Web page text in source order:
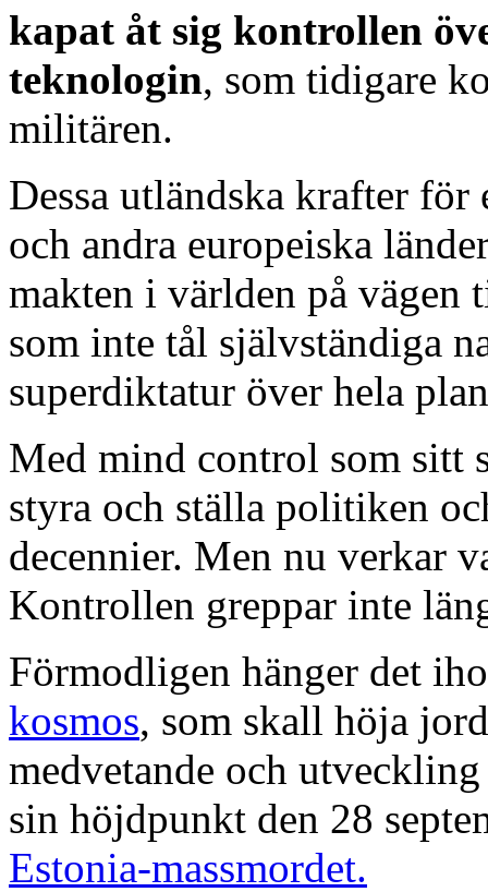
kapat åt sig kontrollen
teknologin, som tidigare
militären.
Dessa utländska krafter
och andra europeiska
makten i världen på
som inte tål självständiga
superdiktatur över hela
Med mind control som sitt
styra och ställa politiken
decennier. Men nu verkar
Kontrollen greppar inte
Förmodligen hänger det
kosmos, som skall höja
medvetande och
sin höjdpunkt den 28
Estonia-massmordet.